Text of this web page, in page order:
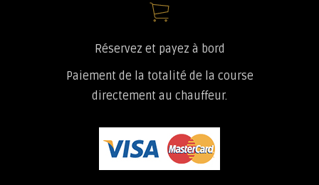
Réservez et payez à bord
Paiement de la totalité de la course
directement au chauffeur.